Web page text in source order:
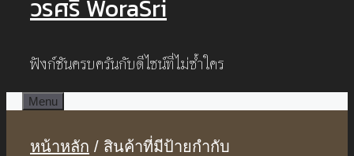
วรศรี WoraSri
ฟังก์ชันครบครันกับดีไซน์ที่ไม่ซ้ำใคร
Menu
หน้าหลัก / สินค้าที่มีป้ายกำกับ